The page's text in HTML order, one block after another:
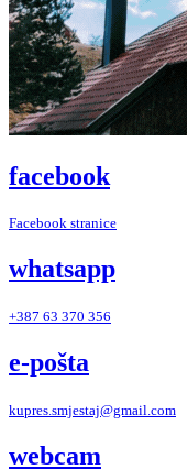
facebook
Facebook stranice
whatsapp
+387 63 370 356
e-pošta
kupres.smjestaj@gmail.com
webcam